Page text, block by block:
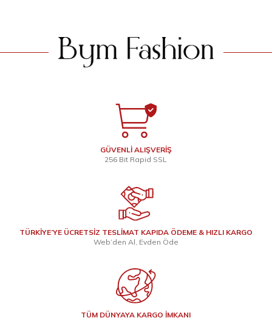
GÜVENLİ ALIŞVERİŞ
256 Bit Rapid SSL
TÜRKİYE’YE ÜCRETSİZ TESLİMAT KAPIDA ÖDEME & HIZLI KARGO
Web’den Al, Evden Öde
TÜM DÜNYAYA KARGO İMKANI